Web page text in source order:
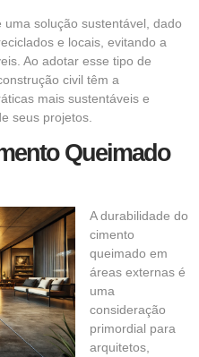
solução sustentável, dado
e locais, evitando a
Ao adotar esse tipo de
civil têm a
mais sustentáveis e
seus projetos.
Queimado
A durabilidade do
cimento
queimado em
áreas externas é
uma
consideração
primordial para
arquitetos,